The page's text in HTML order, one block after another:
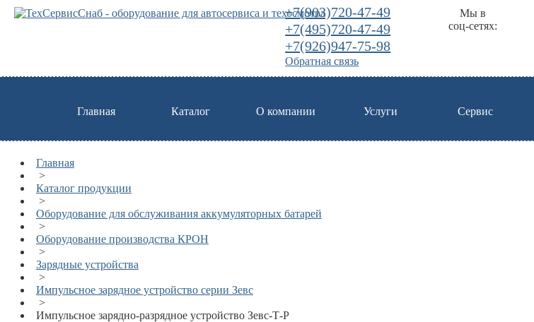
+7(903)720-47-49
+7(495)720-47-49
+7(926)947-75-98
Мы в
соц-сетях:
Обратная связь
Главная Каталог О компании Услуги Сервис
Главная
>
Каталог продукции
>
Оборудование для обслуживания аккумуляторных батарей
>
Оборудование производства КРОН
>
Зарядные устройства
>
Импульсное зарядное устройство серии Зевс
>
Импульсное зарядно-разрядное устройство Зевс-Т-Р